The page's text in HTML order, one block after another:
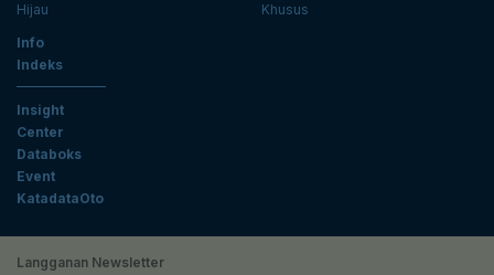
Hijau
Khusus
Info
Indeks
Insight
Center
Databoks
Event
KatadataOto
Langganan Newsletter